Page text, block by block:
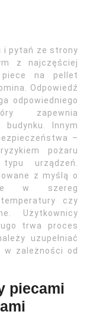
i pytań ze strony
z najczęściej
na pellet
Odpowiedź
odpowiedniego
zapewnia
Innym
–
pożaru
urządzeń.
z myślą o
w szereg
czy
Użytkownicy
trwa proces
uzupełniać
zależności od
piecami